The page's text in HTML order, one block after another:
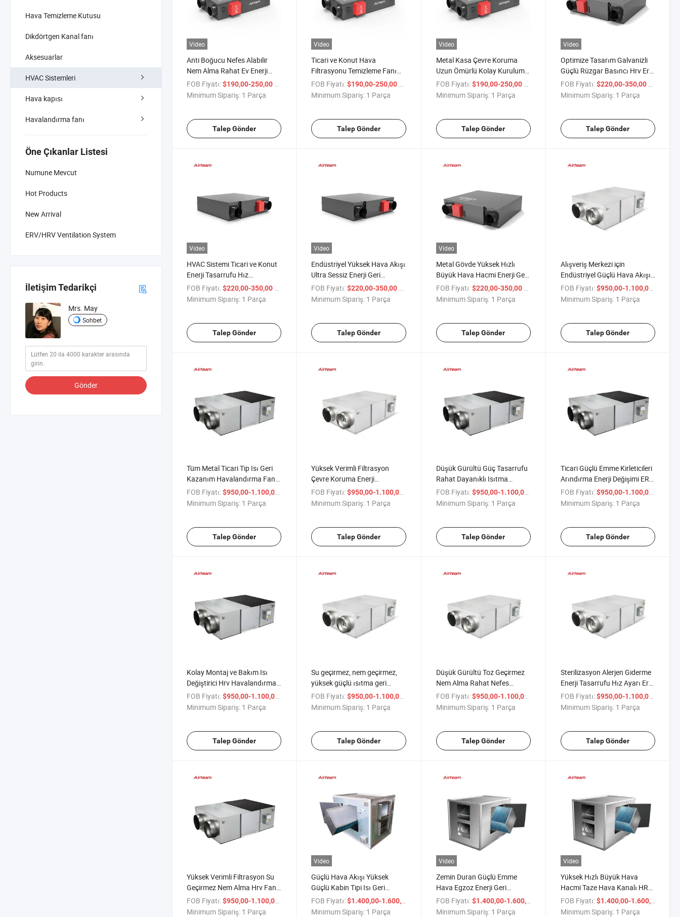
Hava Temizleme Kutusu
Dikdörtgen Kanal fanı
Aksesuarlar
HVAC Sistemleri
Hava kapısı
Havalandırma fanı
Öne Çıkanlar Listesi
Numune Mevcut
Hot Products
New Arrival
ERV/HRV Ventilation System
İletişim Tedarikçi
Mrs. May
Sohbet
Gönder
Video
Anti Boğucu Nefes Alabilir
Nem Alma Rahat Ev Enerji
Geri Kazanım Ventilatörü Fanı
FOB Fiyatı:$190,00-250,00
Minimum Sipariş: 1 Parça
Talep Gönder
Video
Ticari ve Konut Hava
Filtrasyonu Temizleme Fanı
Koku Giderici Havalandırıcı
CE ile
FOB Fiyatı: $190,00-250,00
Minimum Sipariş: 1 Parça
Talep Gönder
Video
Metal Kasa Çevre Koruma
Uzun Ömürlü Kolay Kurulum
Havalandırma Fanı
FOB Fiyatı: $190,00-250,00
Minimum Sipariş: 1 Parça
Talep Gönder
Video
Optimize Tasarım Galvanizli
Güçlü Rüzgar Basıncı Hrv Erv
Fanı CE ile
FOB Fiyatı: $220,00-350,00
Minimum Sipariş: 1 Parça
Talep Gönder
Video
HVAC Sistemi Ticari ve Konut
Enerji Tasarrufu Hız
Düzenleme Havalandırma
Fanı
FOB Fiyatı:$220,00-350,00
Minimum Sipariş: 1 Parça
Talep Gönder
Video
Endüstriyel Yüksek Hava Akışı
Ultra Sessiz Enerji Geri
Kazanım Havalandırma Fanı
FOB Fiyatı: $220,00-350,00
Minimum Sipariş: 1 Parça
Talep Gönder
Video
Metal Gövde Yüksek Hızlı
Büyük Hava Hacmi Enerji Geri
Kazanım Havalandırma Fanı
FOB Fiyatı: $220,00-350,00
Minimum Sipariş: 1 Parça
Talep Gönder
Alışveriş Merkezi için
Endüstriyel Güçlü Hava Akışı
Metal Gövde Hrv Erv Fanı
FOB Fiyatı: $950,00-1.100,00
Minimum Sipariş: 1 Parça
Talep Gönder
Tüm Metal Ticari Tip Isı Geri
Kazanım Havalandırma Fanı
CE ile
FOB Fiyatı:$950,00-1.100,00
Minimum Sipariş: 1 Parça
Talep Gönder
Yüksek Verimli Filtrasyon
Çevre Koruma Enerji
Tasarrufu Enerji Geri Kazanım
Havalandırma Fanı
FOB Fiyatı: $950,00-1.100,00
Minimum Sipariş: 1 Parça
Talep Gönder
Düşük Gürültü Güç Tasarrufu
Rahat Dayanıklı Isıtma
İyileştirme Havalandırma Fanı
FOB Fiyatı: $950,00-1.100,00
Minimum Sipariş: 1 Parça
Talep Gönder
Ticari Güçlü Emme Kirleticileri
Arındırma Enerji Değişimi ERV
Havalandırma Fanı
FOB Fiyatı: $950,00-1.100,00
Minimum Sipariş: 1 Parça
Talep Gönder
Kolay Montaj ve Bakım Isı
Değiştirici Hrv Havalandırma
Fanı
FOB Fiyatı:$950,00-1.100,00
Minimum Sipariş: 1 Parça
Talep Gönder
Su geçirmez, nem geçirmez,
yüksek güçlü ısıtma geri
kazanım havalandırma fanı
CE ile
FOB Fiyatı: $950,00-1.100,00
Minimum Sipariş: 1 Parça
Talep Gönder
Düşük Gürültü Toz Geçirmez
Nem Alma Rahat Nefes
Alabilir Enerji Geri Kazanım
Havalandırma Fanı
FOB Fiyatı: $950,00-1.100,00
Minimum Sipariş: 1 Parça
Talep Gönder
Sterilizasyon Alerjen Giderme
Enerji Tasarrufu Hız Ayarı Erv
Ventilatör Fanı
FOB Fiyatı: $950,00-1.100,00
Minimum Sipariş: 1 Parça
Talep Gönder
Yüksek Verimli Filtrasyon Su
Geçirmez Nem Alma Hrv Fanı
Çevre Dostu Malzemeden
Üretilmiştir
FOB Fiyatı:$950,00-1.100,00
Minimum Sipariş: 1 Parça
Video
Güçlü Hava Akışı Yüksek
Güçlü Kabin Tipi Isı Geri
Kazanım Havalandırma Fanı
FOB Fiyatı: $1.400,00-1.600,00
Minimum Sipariş: 1 Parça
Video
Zemin Duran Güçlü Emme
Hava Egzoz Enerji Geri
Kazanım Havalandırma Fanı
FOB Fiyatı: $1.400,00-1.600,00
Minimum Sipariş: 1 Parça
Video
Yüksek Hızlı Büyük Hava
Hacmi Taze Hava Kanalı HRV
Isı Değişim Fanı
FOB Fiyatı: $1.400,00-1.600,00
Minimum Sipariş: 1 Parça